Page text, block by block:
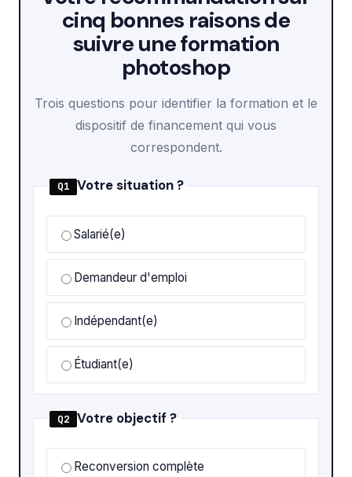
cinq bonnes raisons de
suivre une formation
photoshop
Trois questions pour identifier la formation et le
dispositif de financement qui vous
correspondent.
Q1 Votre situation ?
Salarié(e)
Demandeur d'emploi
Indépendant(e)
Étudiant(e)
Q2 Votre objectif ?
Reconversion complète